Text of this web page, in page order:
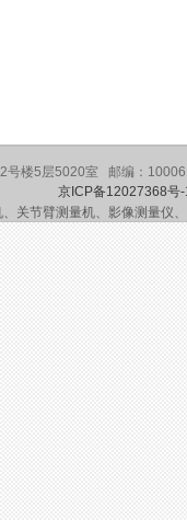
号楼5层5020室 邮编：
京ICP备12027368号
关节臂测量机、影像测量仪